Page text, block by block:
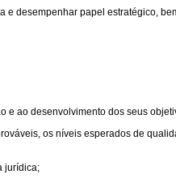
desempenhar papel estratégico,
e ao desenvolvimento dos seus
os níveis esperados de
jurídica;